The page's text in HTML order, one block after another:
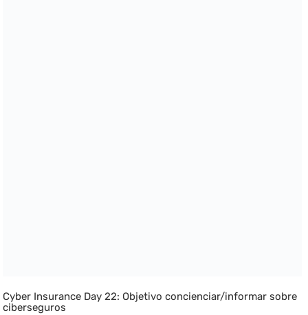
Cyber Insurance Day 22: Objetivo concienciar/informar sobre
ciberseguros